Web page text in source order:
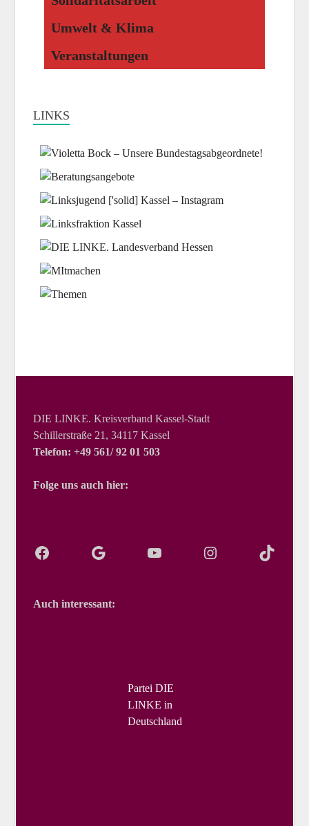
Umwelt & Klima
Veranstaltungen
LINKS
DIE LINKE. Kreisverband Kassel-Stadt
Schillerstraße 21, 34117 Kassel
Telefon: +49 561/ 92 01 503
Folge uns auch hier:
Auch interessant:
Partei DIE
LINKE in
Deutschland